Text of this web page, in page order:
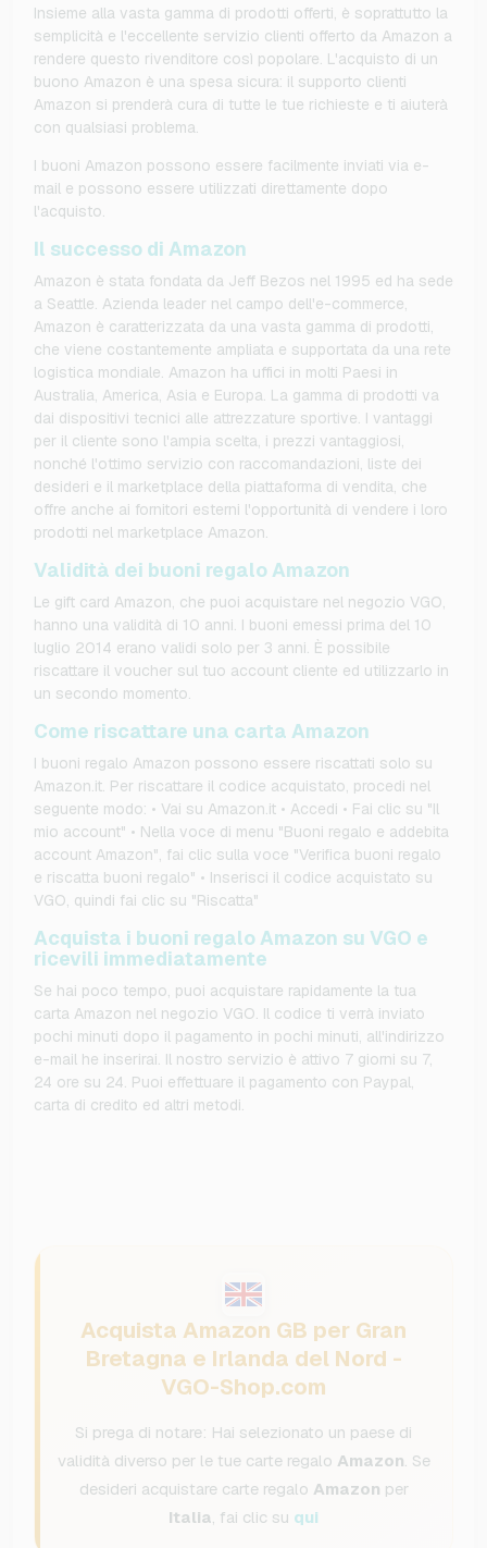
Insieme alla vasta gamma di prodotti offerti, è soprattutto la
semplicità e l'eccellente servizio clienti offerto da Amazon a
rendere questo rivenditore così popolare. L'acquisto di un
buono Amazon è una spesa sicura: il supporto clienti
Amazon si prenderà cura di tutte le tue richieste e ti aiuterà
con qualsiasi problema.
I buoni Amazon possono essere facilmente inviati via e-
mail e possono essere utilizzati direttamente dopo
l'acquisto.
Il successo di Amazon
Amazon è stata fondata da Jeff Bezos nel 1995 ed ha sede
a Seattle. Azienda leader nel campo dell'e-commerce,
Amazon è caratterizzata da una vasta gamma di prodotti,
che viene costantemente ampliata e supportata da una rete
logistica mondiale. Amazon ha uffici in molti Paesi in
Australia, America, Asia e Europa. La gamma di prodotti va
dai dispositivi tecnici alle attrezzature sportive. I vantaggi
per il cliente sono l'ampia scelta, i prezzi vantaggiosi,
nonché l'ottimo servizio con raccomandazioni, liste dei
desideri e il marketplace della piattaforma di vendita, che
offre anche ai fornitori esterni l'opportunità di vendere i loro
prodotti nel marketplace Amazon.
Validità dei buoni regalo Amazon
Le gift card Amazon, che puoi acquistare nel negozio VGO,
hanno una validità di 10 anni. I buoni emessi prima del 10
luglio 2014 erano validi solo per 3 anni. È possibile
riscattare il voucher sul tuo account cliente ed utilizzarlo in
un secondo momento.
Come riscattare una carta Amazon
I buoni regalo Amazon possono essere riscattati solo su
Amazon.it. Per riscattare il codice acquistato, procedi nel
seguente modo: • Vai su Amazon.it • Accedi • Fai clic su "Il
mio account" • Nella voce di menu "Buoni regalo e addebita
account Amazon", fai clic sulla voce "Verifica buoni regalo
e riscatta buoni regalo" • Inserisci il codice acquistato su
VGO, quindi fai clic su "Riscatta"
Acquista i buoni regalo Amazon su VGO e
ricevili immediatamente
Se hai poco tempo, puoi acquistare rapidamente la tua
carta Amazon nel negozio VGO. Il codice ti verrà inviato
pochi minuti dopo il pagamento in pochi minuti, all'indirizzo
e-mail he inserirai. Il nostro servizio è attivo 7 giorni su 7,
24 ore su 24. Puoi effettuare il pagamento con Paypal,
carta di credito ed altri metodi.
Acquista Amazon GB per Gran
Bretagna e Irlanda del Nord -
VGO-Shop.com
Si prega di notare: Hai selezionato un paese di
validità diverso per le tue carte regalo Amazon. Se
desideri acquistare carte regalo Amazon per
Italia, fai clic su qui